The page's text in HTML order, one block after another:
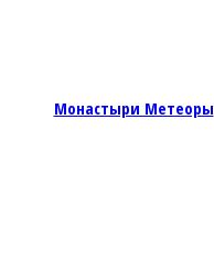
Монастыри Метеоры